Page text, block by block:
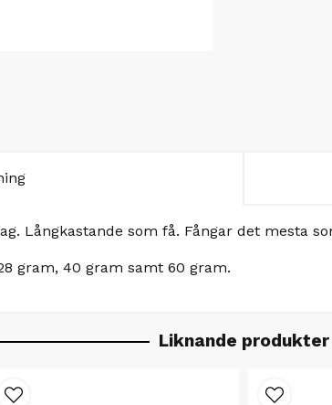
Långkastande som få. Fångar det mesta
gram, 40 gram samt 60 gram.
Liknande produkter